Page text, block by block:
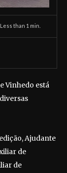
Less than 1 min.
Vinhedo está
Ajudante
de
de